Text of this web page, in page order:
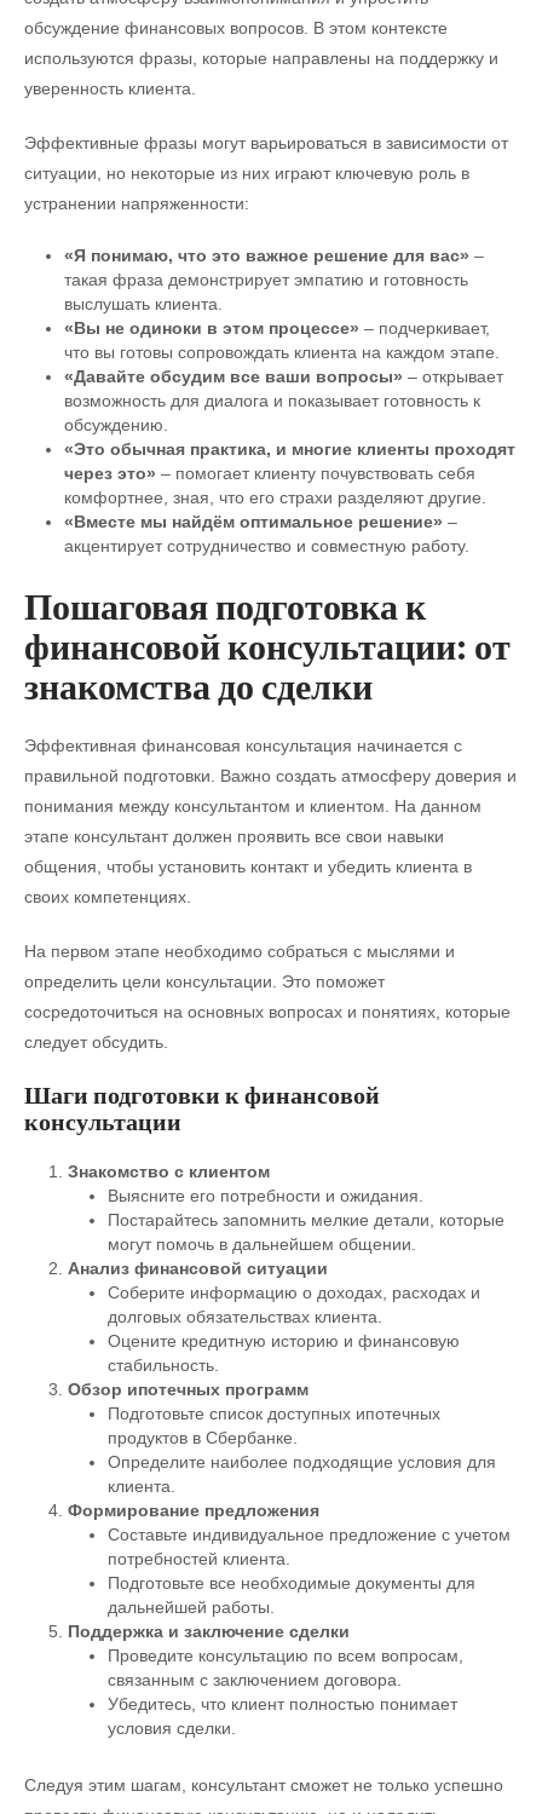
обсуждение финансовых вопросов. В этом контексте
используются фразы, которые направлены на поддержку и
уверенность клиента.
Эффективные фразы могут варьироваться в зависимости от
ситуации, но некоторые из них играют ключевую роль в
устранении напряженности:
«Я понимаю, что это важное решение для вас» –
такая фраза демонстрирует эмпатию и готовность
выслушать клиента.
«Вы не одиноки в этом процессе» – подчеркивает,
что вы готовы сопровождать клиента на каждом этапе.
«Давайте обсудим все ваши вопросы» – открывает
возможность для диалога и показывает готовность к
обсуждению.
«Это обычная практика, и многие клиенты проходят
через это» – помогает клиенту почувствовать себя
комфортнее, зная, что его страхи разделяют другие.
«Вместе мы найдём оптимальное решение» –
акцентирует сотрудничество и совместную работу.
Пошаговая подготовка к
финансовой консультации: от
знакомства до сделки
Эффективная финансовая консультация начинается с
правильной подготовки. Важно создать атмосферу доверия и
понимания между консультантом и клиентом. На данном
этапе консультант должен проявить все свои навыки
общения, чтобы установить контакт и убедить клиента в
своих компетенциях.
На первом этапе необходимо собраться с мыслями и
определить цели консультации. Это поможет
сосредоточиться на основных вопросах и понятиях, которые
следует обсудить.
Шаги подготовки к финансовой
консультации
Знакомство с клиентом
Выясните его потребности и ожидания.
Постарайтесь запомнить мелкие детали, которые
могут помочь в дальнейшем общении.
Анализ финансовой ситуации
Соберите информацию о доходах, расходах и
долговых обязательствах клиента.
Оцените кредитную историю и финансовую
стабильность.
Обзор ипотечных программ
Подготовьте список доступных ипотечных
продуктов в Сбербанке.
Определите наиболее подходящие условия для
клиента.
Формирование предложения
Составьте индивидуальное предложение с учетом
потребностей клиента.
Подготовьте все необходимые документы для
дальнейшей работы.
Поддержка и заключение сделки
Проведите консультацию по всем вопросам,
связанным с заключением договора.
Убедитесь, что клиент полностью понимает
условия сделки.
Следуя этим шагам, консультант сможет не только успешно